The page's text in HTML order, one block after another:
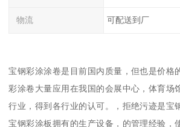
物流 可配送到厂
宝钢彩涂涂卷是目前国内质量，但也是价格
彩涂卷大量应用在我国的会展中心，体育场
行业，得到各行业的认可。，拒绝污迹是宝
宝钢彩涂板拥有的生产设备，的管理经验，